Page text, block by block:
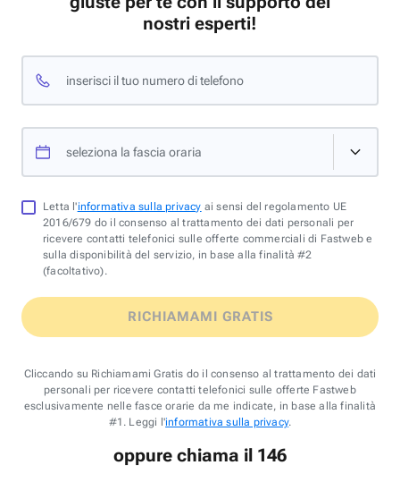
nostri esperti!
inserisci il tuo numero di telefono
seleziona la fascia oraria
Letta l'informativa sulla privacy ai sensi del regolamento UE
2016/679 do il consenso al trattamento dei dati personali per
ricevere contatti telefonici sulle offerte commerciali di Fastweb e
sulla disponibilità del servizio, in base alla finalità #2
(facoltativo).
RICHIAMAMI GRATIS
Cliccando su Richiamami Gratis do il consenso al trattamento dei dati
personali per ricevere contatti telefonici sulle offerte Fastweb
esclusivamente nelle fasce orarie da me indicate, in base alla finalità
#1. Leggi l'informativa sulla privacy.
oppure chiama il 146